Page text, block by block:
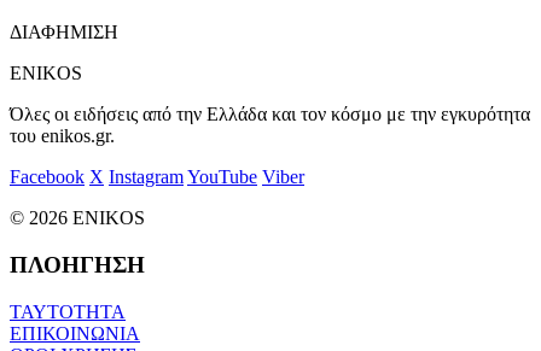
ΔΙΑΦΗΜΙΣΗ
ENIKOS
Όλες οι ειδήσεις από την Ελλάδα και τον κόσμο με την εγκυρότητα
του enikos.gr.
Facebook X InstagramYouTube Viber
© 2026 ENIKOS
ΠΛΟΗΓΗΣΗ
ΤΑΥΤΟΤΗΤΑ
ΕΠΙΚΟΙΝΩΝΙΑ